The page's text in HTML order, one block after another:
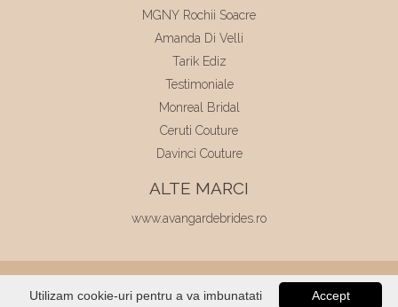
MGNY Rochii Soacre
Amanda Di Velli
Tarik Ediz
Testimoniale
Monreal Bridal
Ceruti Couture
Davinci Couture
ALTE MARCI
www.avangardebrides.ro
© 2026Elite Mariaj | Toate drepturile
Accept
Utilizam cookie-uri pentru a va imbunatati